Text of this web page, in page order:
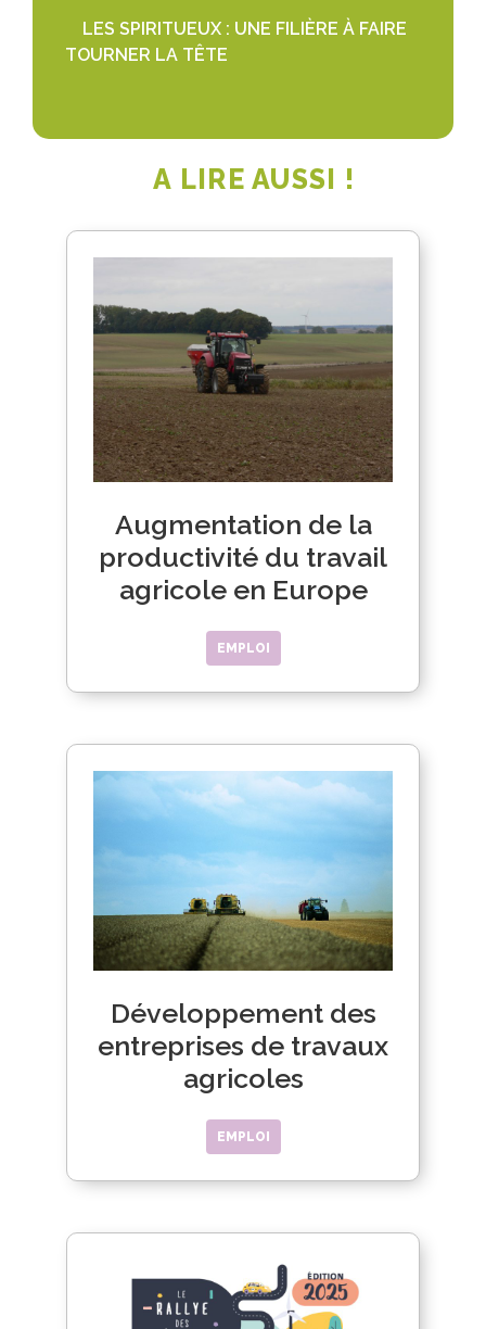
LES SPIRITUEUX : UNE FILIÈRE À FAIRE
TOURNER LA TÊTE
A LIRE AUSSI !
Augmentation de la
productivité du travail
agricole en Europe
EMPLOI
Développement des
entreprises de travaux
agricoles
EMPLOI